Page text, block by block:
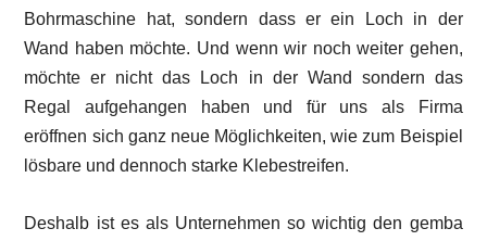
Bohrmaschine hat, sondern dass er ein Loch in der
Wand haben möchte. Und wenn wir noch weiter gehen,
möchte er nicht das Loch in der Wand sondern das
Regal aufgehangen haben und für uns als Firma
eröffnen sich ganz neue Möglichkeiten, wie zum Beispiel
lösbare und dennoch starke Klebestreifen.
Deshalb ist es als Unternehmen so wichtig den gemba